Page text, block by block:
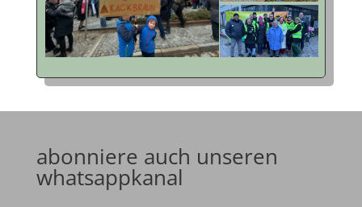
abonniere auch unseren
whatsappkanal